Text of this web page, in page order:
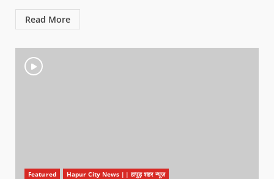
Read More
Featured Hapur City News || हापुड़ शहर न्यूज़